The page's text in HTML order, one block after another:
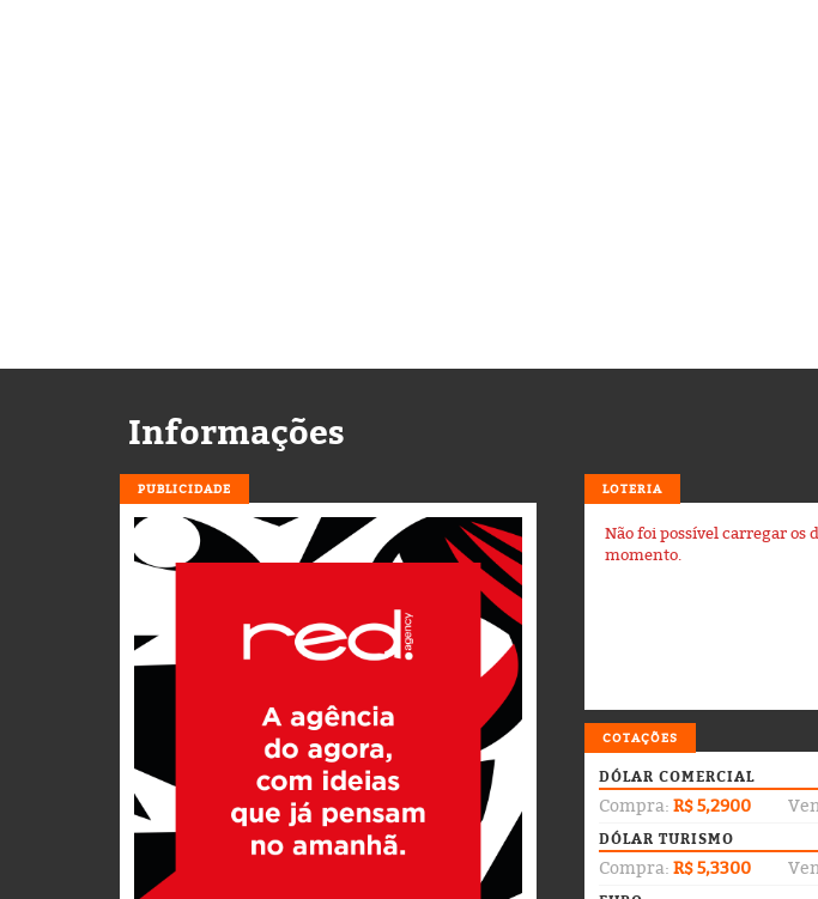
Informações
PUBLICIDADE LOTERIA
Não foi possível carregar os
momento.
COTAÇÕES
DÓLAR COMERCIAL
Compra: R$ 5,2900
DÓLAR TURISMO
Compra: R$ 5,3300